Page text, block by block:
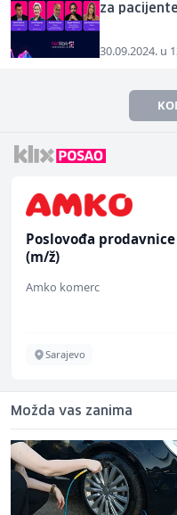
za
30.09.2024. u
Poslovođa prodavnice
(m/ž)
Amko komerc
Sarajevo
Možda vas zanima